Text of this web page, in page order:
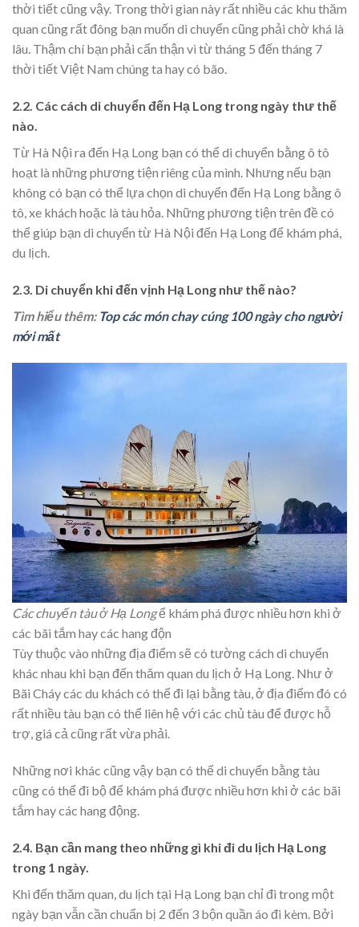
thời tiết cũng vậy. Trong thời gian này rất nhiều các khu thăm
quan cũng rất đông bạn muốn di chuyển cũng phải chờ khá là
lâu. Thậm chí bạn phải cẩn thận vì từ tháng 5 đến tháng 7
thời tiết Việt Nam chúng ta hay có bão.
2.2. Các cách di chuyển đến Hạ Long trong ngày thư thế
nào.
Từ Hà Nội ra đến Hạ Long bạn có thể di chuyển bằng ô tô
hoạt là những phương tiện riêng của mình. Nhưng nếu bạn
không có bạn có thể lựa chọn di chuyển đến Hạ Long bằng ô
tô, xe khách hoặc là tàu hỏa. Những phương tiện trên đề có
thể giúp bạn di chuyển từ Hà Nội đến Hạ Long để khám phá,
du lịch.
2.3. Di chuyển khi đến vịnh Hạ Long như thế nào?
Tìm hiểu thêm: Top các món chay cúng 100 ngày cho người
mới mất
Các chuyến tàu ở Hạ Longể khám phá được nhiều hơn khi ở
các bãi tắm hay các hang độn
Tùy thuộc vào những địa điểm sẽ có tường cách di chuyển
khác nhau khi bạn đến thăm quan du lịch ở Hạ Long. Như ở
Bãi Cháy các du khách có thể đi lại bằng tàu, ở địa điểm đó có
rất nhiều tàu bạn có thể liên hệ với các chủ tàu để được hỗ
trợ, giá cả cũng rất vừa phải.
Những nơi khác cũng vậy bạn có thể di chuyển bằng tàu
cũng có thể đi bộ để khám phá được nhiều hơn khi ở các bãi
tắm hay các hang động.
2.4. Bạn cần mang theo những gì khi đi du lịch Hạ Long
trong 1 ngày.
Khi đến thăm quan, du lịch tại Hạ Long bạn chỉ đi trong một
ngày bạn vẫn cần chuẩn bị 2 đến 3 bộn quần áo đi kèm. Bởi